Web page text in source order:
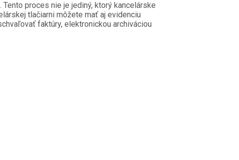
proces nie je jediný, ktorý kancelárske
tlačiarni môžete mať aj evidenciu
faktúry, elektronickou archiváciou